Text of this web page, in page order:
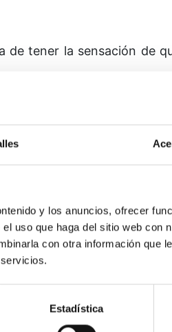
y los anuncios, ofrecer
uso que haga del sitio web con
con otra información que
Estadística
de tener la sensación de
el resto de la sesión de
te ha de brindar
a pesar de tus
por lo menos una
otra ni tengo ninguna
y en otras, mantenlos
aceptes la idea de hoy